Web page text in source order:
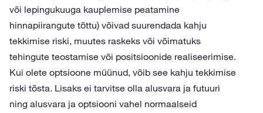
või lepingukuuga kauplemise peatamine
hinnapiirangute tõttu) võivad suurendada kahju
tekkimise riski, muutes raskeks või võimatuks
tehingute teostamise või positsioonide realiseerimise.
Kui olete optsioone müünud, võib see kahju tekkimise
riski tõsta. Lisaks ei tarvitse olla alusvara ja futuuri
ning alusvara ja optsiooni vahel normaalseid